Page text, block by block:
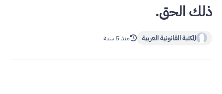
ذلك الحق.
المكتبة القانونية العربية منذ 5 سنة